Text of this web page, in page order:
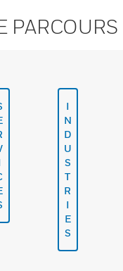
PARCOURS
I
N
D
U
S
T
R
I
E
S